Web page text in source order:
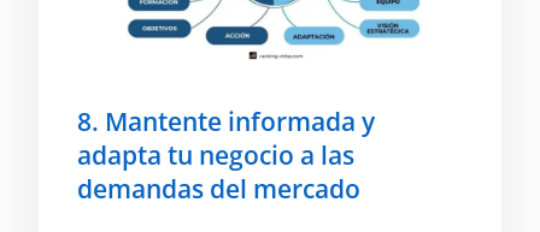
8. Mantente informada y
adapta tu negocio a las
demandas del mercado